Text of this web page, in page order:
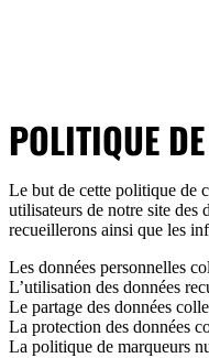
POLITIQUE
Le but de cette politique de
utilisateurs de notre site des
recueillerons ainsi que les
Les données personnelles
L’utilisation des données
Le partage des données
La protection des données
La politique de marqueurs